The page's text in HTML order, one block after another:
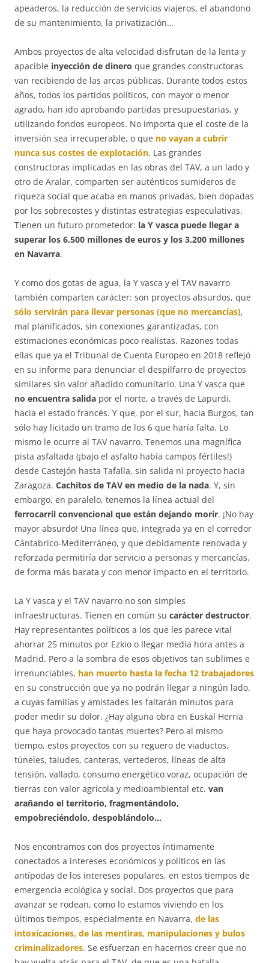
apeaderos, la reducción de servicios viajeros, el abandono
de su mantenimiento, la privatización…
Ambos proyectos de alta velocidad disfrutan de la lenta y
apacible inyección de dinero que grandes constructoras
van recibiendo de las arcas públicas. Durante todos estos
años, todos los partidos políticos, con mayor o menor
agrado, han ido aprobando partidas presupuestarias, y
utilizando fondos europeos. No importa que el coste de la
inversión sea irrecuperable, o que no vayan a cubrir
nunca sus costes de explotación. Las grandes
constructoras implicadas en las obras del TAV, a un lado y
otro de Aralar, comparten ser auténticos sumideros de
riqueza social que acaba en manos privadas, bien dopadas
por los sobrecostes y distintas estrategias especulativas.
Tienen un futuro prometedor: la Y vasca puede llegar a
superar los 6.500 millones de euros y los 3.200 millones
en Navarra.
Y como dos gotas de agua, la Y vasca y el TAV navarro
también comparten carácter: son proyectos absurdos, que
sólo servirán para llevar personas (que no mercancías),
mal planificados, sin conexiones garantizadas, con
estimaciones económicas poco realistas. Razones todas
ellas que ya el Tribunal de Cuenta Europeo en 2018 reflejó
en su informe para denunciar el despilfarro de proyectos
similares sin valor añadido comunitario. Una Y vasca que
no encuentra salida por el norte, a través de Lapurdi,
hacia el estado francés. Y que, por el sur, hacia Burgos, tan
sólo hay licitado un tramo de los 6 que haría falta. Lo
mismo le ocurre al TAV navarro. Tenemos una magnífica
pista asfaltada (¡bajo el asfalto había campos fértiles!)
desde Castejón hasta Tafalla, sin salida ni proyecto hacia
Zaragoza. Cachitos de TAV en medio de la nada. Y, sin
embargo, en paralelo, tenemos la línea actual del
ferrocarril convencional que están dejando morir. ¡No hay
mayor absurdo! Una línea que, integrada ya en el corredor
Cántabrico-Mediterráneo, y que debidamente renovada y
reforzada permitiría dar servicio a personas y mercancías,
de forma más barata y con menor impacto en el territorio.
La Y vasca y el TAV navarro no son simples
infraestructuras. Tienen en común su carácter destructor.
Hay representantes políticos a los que les parece vital
ahorrar 25 minutos por Ezkio o llegar media hora antes a
Madrid. Pero a la sombra de esos objetivos tan sublimes e
irrenunciables, han muerto hasta la fecha 12 trabajadores
en su construcción que ya no podrán llegar a ningún lado,
a cuyas familias y amistades les faltarán minutos para
poder medir su dolor. ¿Hay alguna obra en Euskal Herria
que haya provocado tantas muertes? Pero al mismo
tiempo, estos proyectos con su reguero de viaductos,
túneles, taludes, canteras, vertederos, líneas de alta
tensión, vallado, consumo energético voraz, ocupación de
tierras con valor agrícola y medioambiental etc. van
arañando el territorio, fragmentándolo,
empobreciéndolo, despoblándolo…
Nos encontramos con dos proyectos íntimamente
conectados a intereses económicos y políticos en las
antípodas de los intereses populares, en estos tiempos de
emergencia ecológica y social. Dos proyectos que para
avanzar se rodean, como lo estamos viviendo en los
últimos tiempos, especialmente en Navarra, de las
intoxicaciones, de las mentiras, manipulaciones y bulos
criminalizadores. Se esfuerzan en hacernos creer que no